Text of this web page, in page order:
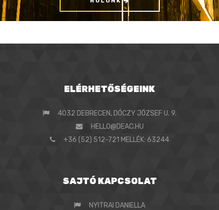
ELÉRHETŐSÉGEINK
4032 DEBRECEN, DÓCZY JÓZSEF U. 9.
HELLO@DEAC.HU
+36 (52) 512-721 MELLÉK: 63244
SAJTÓ KAPCSOLAT
NYITRAI DANIELLA